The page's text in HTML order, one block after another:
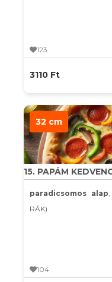
123
3110 Ft
32 cm
15. PAPÁM
paradicsomos alap
RÁK)
104